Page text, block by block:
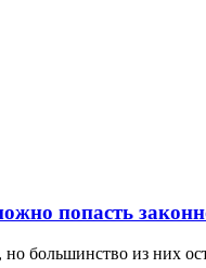
попасть
но большинство из них